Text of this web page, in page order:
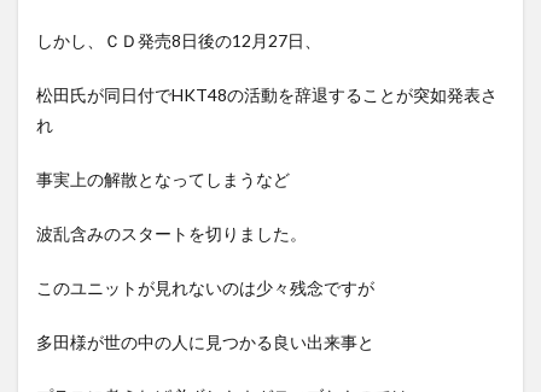
しかし、ＣＤ発売8日後の12月27日、
松田氏が同日付でHKT48の活動を辞退することが突如発表さ
れ
事実上の解散となってしまうなど
波乱含みのスタートを切りました。
このユニットが見れないのは少々残念ですが
多田様が世の中の人に見つかる良い出来事と